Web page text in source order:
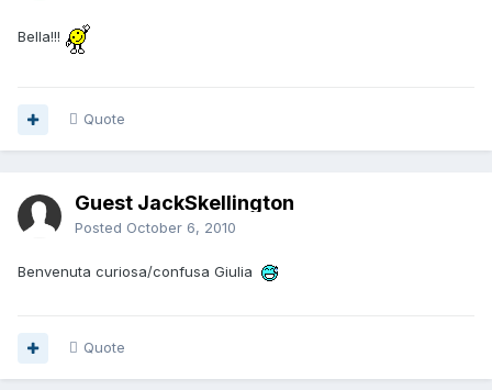
Bella!!!
Quote
Guest JackSkellington
Posted October 6, 2010
Benvenuta curiosa/confusa Giulia
Quote